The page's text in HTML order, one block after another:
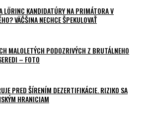
LÖRINC KANDIDATÚRY NA PRIMÁTORA V
VÄČŠINA NECHCE ŠPEKULOVAŤ
MALOLETÝCH PODOZRIVÝCH Z BRUTÁLNEHO
– FOTO
PRED ŠÍRENÍM DEZERTIFIKÁCIE. RIZIKO SA
HRANICIAM